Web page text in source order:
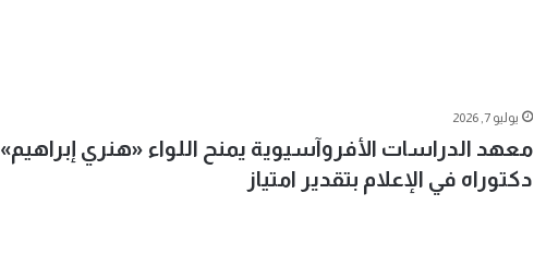
يوليو 7, 2026
معهد الدراسات الأفروآسيوية يمنح اللواء «هنري إبراهيم»
دكتوراه في الإعلام بتقدير امتياز